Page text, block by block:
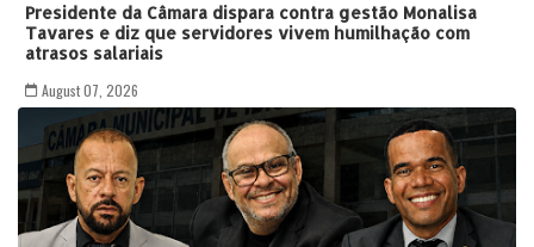
Presidente da Câmara dispara contra gestão Monalisa
Tavares e diz que servidores vivem humilhação com
atrasos salariais
August 07, 2026